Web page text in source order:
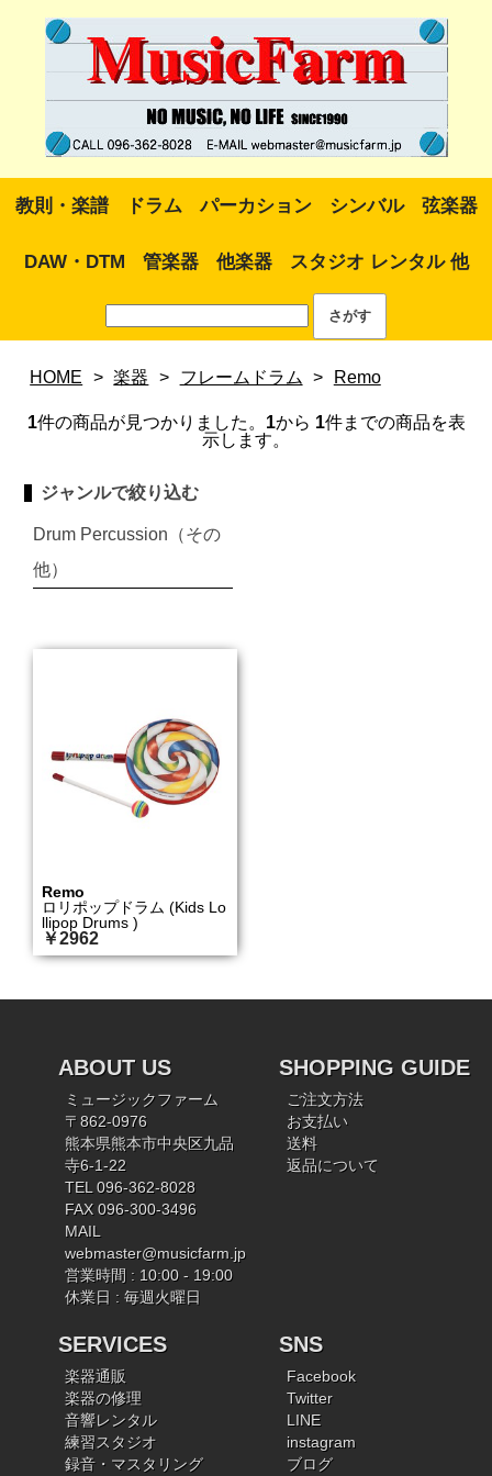
教則・楽譜 ドラム パーカション シンバル 弦楽器
DAW・DTM 管楽器 他楽器 スタジオ レンタル 他
HOME > 楽器 > フレームドラム > Remo
1件の商品が見つかりました。 1から 1件までの商品を表
示します。
ジャンルで絞り込む
Drum Percussion（その
他）
Remo
ロリポップドラム (Kids Lo
llipop Drums )
￥2962
ABOUT US
ミュージックファーム
〒862-0976
熊本県熊本市中央区九品
寺6-1-22
TEL 096-362-8028
FAX 096-300-3496
MAIL
webmaster@musicfarm.jp
営業時間 : 10:00 - 19:00
休業日 : 毎週火曜日
SHOPPING GUIDE
ご注文方法
お支払い
送料
返品について
SERVICES
楽器通販
楽器の修理
音響レンタル
練習スタジオ
録音・マスタリング
SNS
Facebook
Twitter
LINE
instagram
ブログ